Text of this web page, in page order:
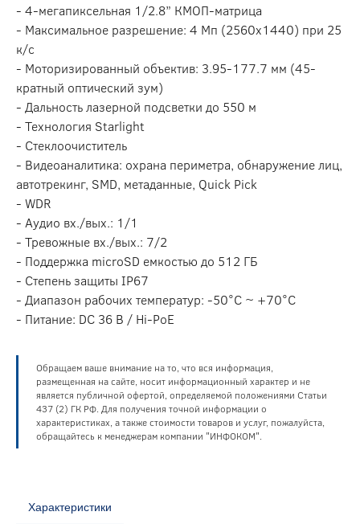
- 4-мегапиксельная 1/2.8” КМОП-матрица
- Максимальное разрешение: 4 Мп (2560х1440) при 25
к/с
- Моторизированный объектив: 3.95-177.7 мм (45-
кратный оптический зум)
- Дальность лазерной подсветки до 550 м
- Технология Starlight
- Стеклоочиститель
- Видеоаналитика: охрана периметра, обнаружение лиц,
автотрекинг, SMD, метаданные, Quick Pick
- WDR
- Аудио вх./вых.: 1/1
- Тревожные вх./вых.: 7/2
- Поддержка microSD емкостью до 512 ГБ
- Степень защиты IP67
- Диапазон рабочих температур: -50°C ~ +70°C
- Питание: DC 36 В / Hi-PoE
Обращаем ваше внимание на то, что вся информация,
размещенная на сайте, носит информационный характер и не
является публичной офертой, определяемой положениями Статьи
437 (2) ГК РФ. Для получения точной информации о
характеристиках, а также стоимости товаров и услуг, пожалуйста,
обращайтесь к менеджерам компании "ИНФОКОМ".
Характеристики